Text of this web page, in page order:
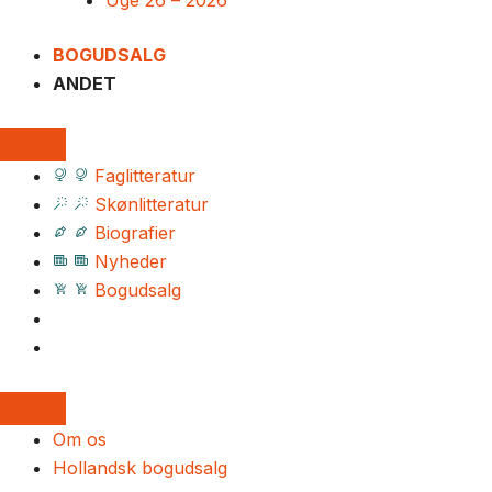
BOGUDSALG
ANDET
Faglitteratur
Skønlitteratur
Biografier
Nyheder
Bogudsalg
Om os
Hollandsk bogudsalg